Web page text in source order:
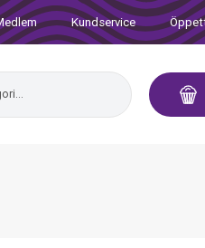
Kundservice